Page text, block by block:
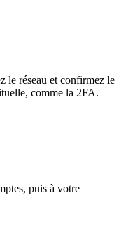
le réseau et confirmez le
comme la 2FA.
puis à votre